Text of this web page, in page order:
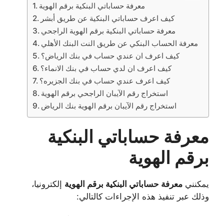
معرفة حساباتي البنكية برقم الهوية
كيف اعرف حساباتي البنكية عن طريق أبشر
معرفة حساباتي البنكية برقم الهوية الراجحي
معرفة الحساب البنكي عن طريق النت البنك الأهلي
كيف اعرف ان عندي حساب في بنك الرياض؟
كيف اعرف ان لدي حساب في بنك الانماء؟
كيف اعرف عندي حساب في بنك الجزيره؟
استخراج رقم الآيبان الراجحي برقم الهوية
استخراج رقم الآيبان برقم الهوية بنك الرياض
معرفة حساباتي البنكية
برقم الهوية
يمكنني معرفة حساباتي البنكية برقم الهوية إلكترونيا،
وذلك عبر تنفيذ هذه الإجراءات كالتالي: